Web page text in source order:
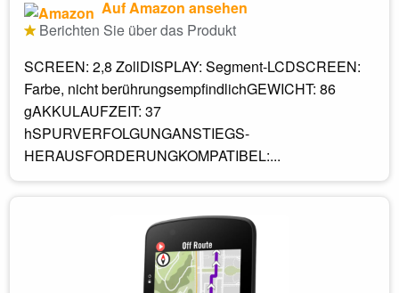
Auf Amazon ansehen
Berichten Sie über das Produkt
SCREEN: 2,8 ZollDISPLAY: Segment-LCDSCREEN:
Farbe, nicht berührungsempfindlichGEWICHT: 86
gAKKULAUFZEIT: 37
hSPURVERFOLGUNGANSTIEGS-
HERAUSFORDERUNGKOMPATIBEL:...